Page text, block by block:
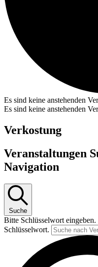
Es sind keine anstehenden
Es sind keine anstehenden
Verkostung
Veranstaltungen
Navigation
Suche
Bitte Schlüsselwort eingeben.
Schlüsselwort.